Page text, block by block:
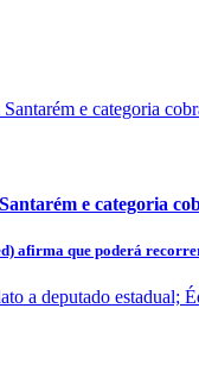
e categoria
afirma que poderá